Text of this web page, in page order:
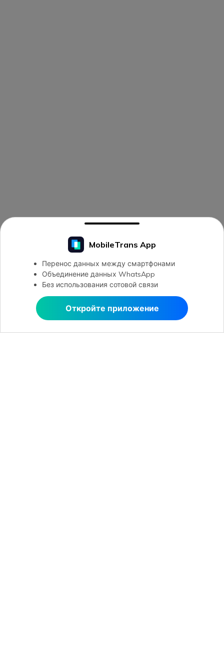
Открыть в MobileTrans
MobileTrans App
Перенос данных между смартфонами
Объединение данных WhatsApp
Без использования сотовой связи
Откройте приложение